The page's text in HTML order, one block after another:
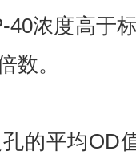
40浓度高于
数。
的平均OD